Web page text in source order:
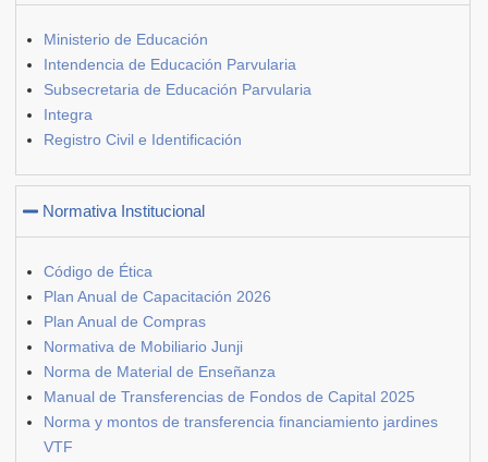
Ministerio de Educación
Intendencia de Educación Parvularia
Subsecretaria de Educación Parvularia
Integra
Registro Civil e Identificación
Normativa Institucional
Código de Ética
Plan Anual de Capacitación 2026
Plan Anual de Compras
Normativa de Mobiliario Junji
Norma de Material de Enseñanza
Manual de Transferencias de Fondos de Capital 2025
Norma y montos de transferencia financiamiento jardines
VTF